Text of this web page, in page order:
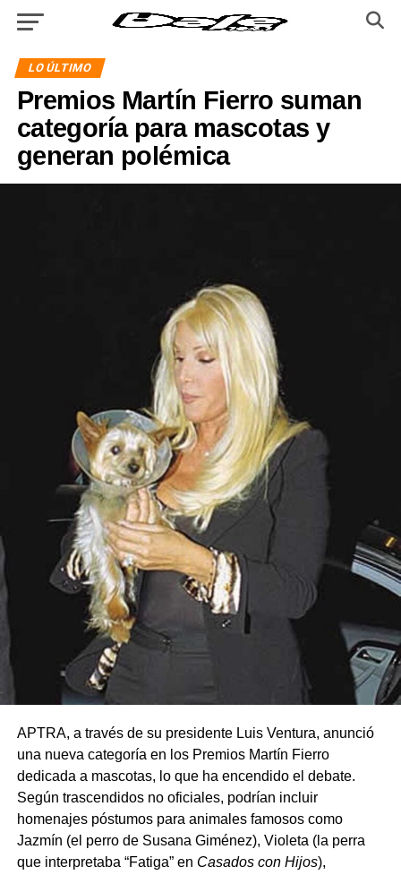
LO ÚLTIMO
Premios Martín Fierro suman
categoría para mascotas y
generan polémica
APTRA, a través de su presidente Luis Ventura, anunció
una nueva categoría en los Premios Martín Fierro
dedicada a mascotas, lo que ha encendido el debate.
Según trascendidos no oficiales, podrían incluir
homenajes póstumos para animales famosos como
Jazmín (el perro de Susana Giménez), Violeta (la perra
que interpretaba “Fatiga” en Casados con Hijos),